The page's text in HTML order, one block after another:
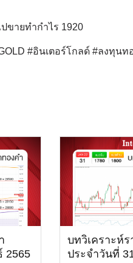
ขายทำกำไร 1920
#อินเตอร์โกลด์ #ลงทุ
2565
บทวิเคราะห์
ประจำวันที่